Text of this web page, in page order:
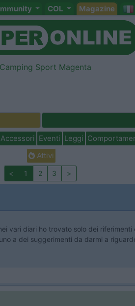
COL Magazine
Accessori Eventi Leggi
Attivi
< 1 2 3 >
vari diari ho trovato solo dei
a dei suggerimenti da darmi a